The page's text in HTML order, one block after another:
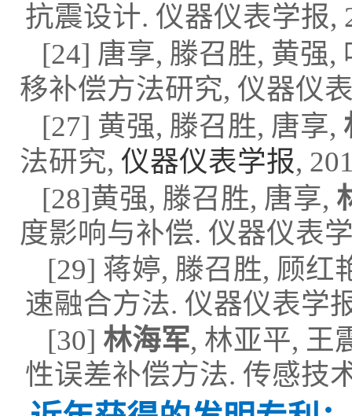
抗震设计. 仪器仪表学报,
[24] 唐享, 滕召胜, 黄强,
移补偿方法研究, 仪器仪
[27] 黄强, 滕召胜, 唐享,
法研究, 仪器仪表学报,
[28]黄强, 滕召胜, 唐享,
度影响与补偿. 仪器仪表
[29] 蒋婷, 滕召胜, 顾红
速融合方法. 仪器仪表学
[30] 林海军, 林亚平, 王
性误差补偿方法. 传感技